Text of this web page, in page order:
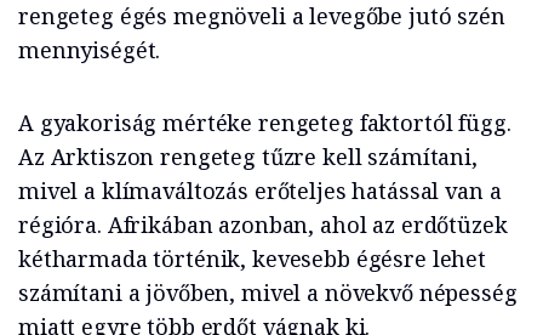
rengeteg égés megnöveli a levegőbe jutó szén
mennyiségét.
A gyakoriság mértéke rengeteg faktortól függ.
Az Arktiszon rengeteg tűzre kell számítani,
mivel a klímaváltozás erőteljes hatással van a
régióra. Afrikában azonban, ahol az erdőtüzek
kétharmada történik, kevesebb égésre lehet
számítani a jövőben, mivel a növekvő népesség
miatt egyre több erdőt vágnak ki.